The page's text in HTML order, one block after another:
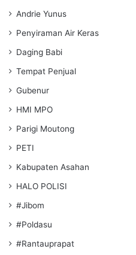
Andrie Yunus
Penyiraman Air Keras
Daging Babi
Tempat Penjual
Gubenur
HMI MPO
Parigi Moutong
PETI
Kabupaten Asahan
HALO POLISI
#Jibom
#Poldasu
#Rantauprapat